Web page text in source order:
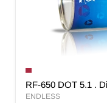
RF-650 DOT 5.1 .
ENDLESS